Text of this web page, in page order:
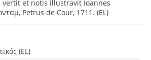
vertit et notis illustravit Ioannes
Petrus de Cour, 1711. (EL)
(EL)